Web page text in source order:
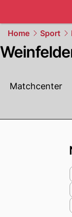
Home Sport
Matchcenter